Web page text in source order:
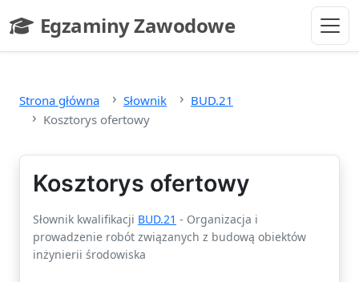
Egzaminy Zawodowe
- strona główna
Strona główna Słownik
BUD.21
Kosztorys ofertowy
Kosztorys ofertowy
Słownik kwalifikacji BUD.21 - Organizacja i
prowadzenie robót związanych z budową obiektów
inżynierii środowiska